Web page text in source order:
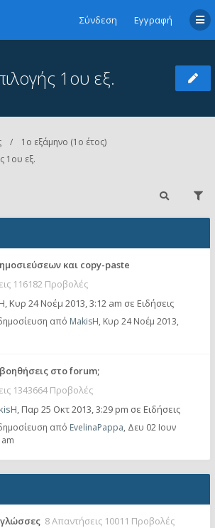
Σύνδεση Εγγραφή
1ου εξ.
1ο εξάμηνο (1ο έτος)
1ου εξ.
και copy-paste
116182 Προβολές
, Κυρ 24 Νοέμ 2013, 3:12 am σε Ειδήσεις
από MakisH, Κυρ 24 Νοέμ 2013,
στο forum;
1343664 Προβολές
, Παρ 25 Οκτ 2013, 3:29 pm σε Ειδήσεις
από EvelinaPappa, Δευ 02 Ιουν
8 Απαντήσεις 10011 Προβολές